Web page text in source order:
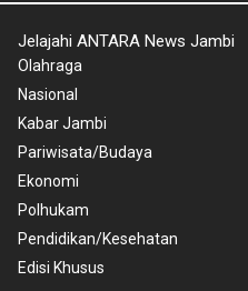
Jelajahi ANTARA News Jambi
Olahraga
Nasional
Kabar Jambi
Pariwisata/Budaya
Ekonomi
Polhukam
Pendidikan/Kesehatan
Edisi Khusus